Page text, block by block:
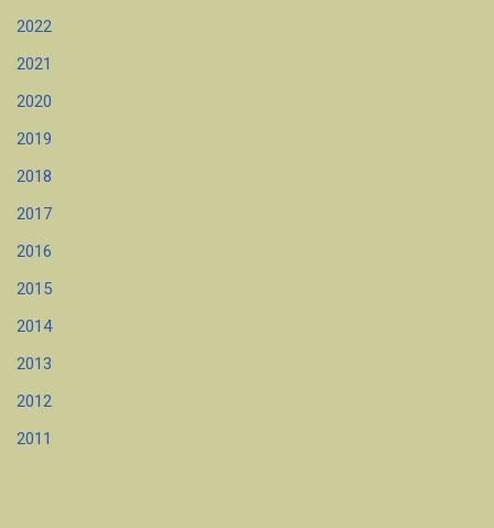
2022
2021
2020
2019
2018
2017
2016
2015
2014
2013
2012
2011